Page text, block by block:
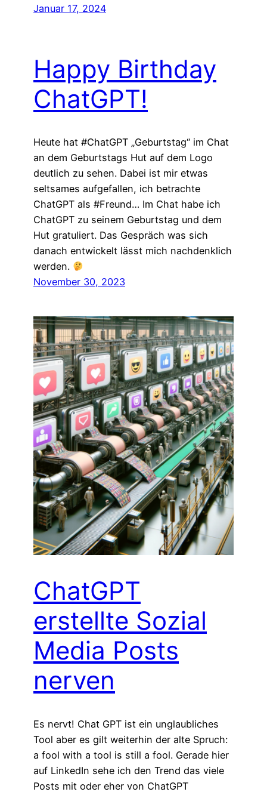
Januar 17, 2024
Happy Birthday
ChatGPT!
Heute hat #ChatGPT „Geburtstag“ im Chat
an dem Geburtstags Hut auf dem Logo
deutlich zu sehen. Dabei ist mir etwas
seltsames aufgefallen, ich betrachte
ChatGPT als #Freund… Im Chat habe ich
ChatGPT zu seinem Geburtstag und dem
Hut gratuliert. Das Gespräch was sich
danach entwickelt lässt mich nachdenklich
werden.
November 30, 2023
ChatGPT
erstellte Sozial
Media Posts
nerven
Es nervt! Chat GPT ist ein unglaubliches
Tool aber es gilt weiterhin der alte Spruch:
a fool with a tool is still a fool. Gerade hier
auf LinkedIn sehe ich den Trend das viele
Posts mit oder eher von ChatGPT